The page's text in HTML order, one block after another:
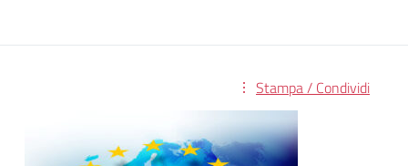
Stampa / Condividi